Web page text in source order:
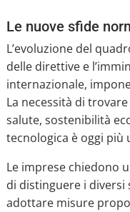
Le nuove sfide
L’evoluzione del
delle direttive e
internazionale,
La necessità di
salute, sostenibilità
tecnologica è oggi più
Le imprese chiedono
di distinguere i
adottare misure